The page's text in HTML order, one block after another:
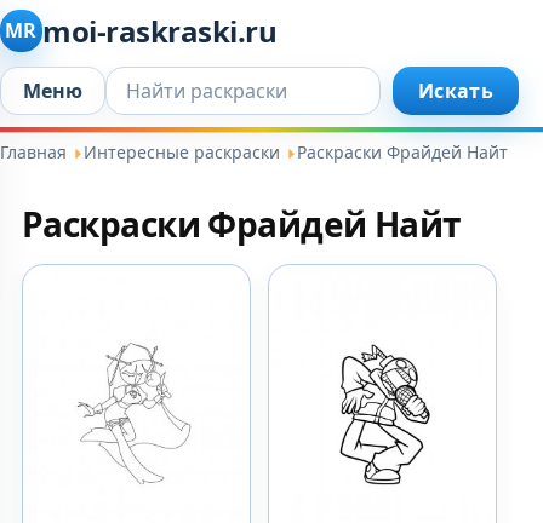
MR moi-raskraski.ru
Меню Искать... Искать
Главная Интересные раскраски Раскраски Фрайдей Найт
Раскраски Фрайдей Найт